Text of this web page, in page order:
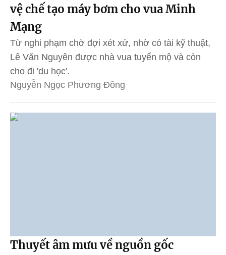
vệ chế tạo máy bơm cho vua Minh
Mạng
Từ nghi phạm chờ đợi xét xử, nhờ có tài kỹ thuật,
Lê Văn Nguyên được nhà vua tuyển mộ và còn
cho đi 'du học'.
Nguyễn Ngọc Phương Đông
Thuyết âm mưu về nguồn gốc